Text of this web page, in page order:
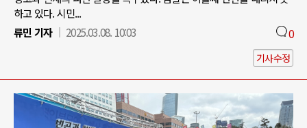
하고 있다. 시민...
류민 기자
2025.03.08. 10:03 0
기사수정